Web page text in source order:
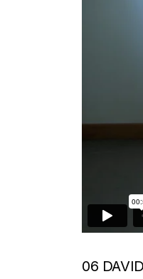
06